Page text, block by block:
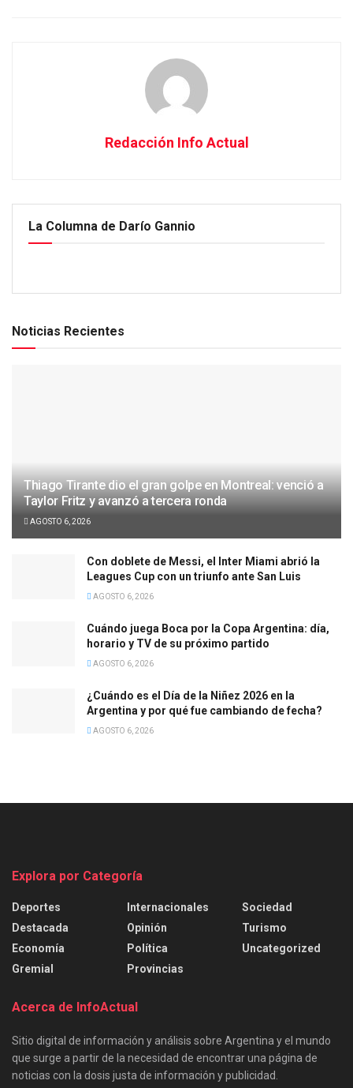
Redacción Info Actual
La Columna de Darío Gannio
Noticias Recientes
Thiago Tirante dio el gran golpe en Montreal: venció a
Taylor Fritz y avanzó a tercera ronda
AGOSTO 6, 2026
Con doblete de Messi, el Inter Miami abrió la
Leagues Cup con un triunfo ante San Luis
AGOSTO 6, 2026
Cuándo juega Boca por la Copa Argentina: día,
horario y TV de su próximo partido
AGOSTO 6, 2026
¿Cuándo es el Día de la Niñez 2026 en la
Argentina y por qué fue cambiando de fecha?
AGOSTO 6, 2026
Explora por Categoría
Deportes
Destacada
Economía
Gremial
Internacionales
Opinión
Política
Provincias
Sociedad
Turismo
Uncategorized
Acerca de InfoActual
Sitio digital de información y análisis sobre Argentina y el mundo
que surge a partir de la necesidad de encontrar una página de
noticias con la dosis justa de información y publicidad.